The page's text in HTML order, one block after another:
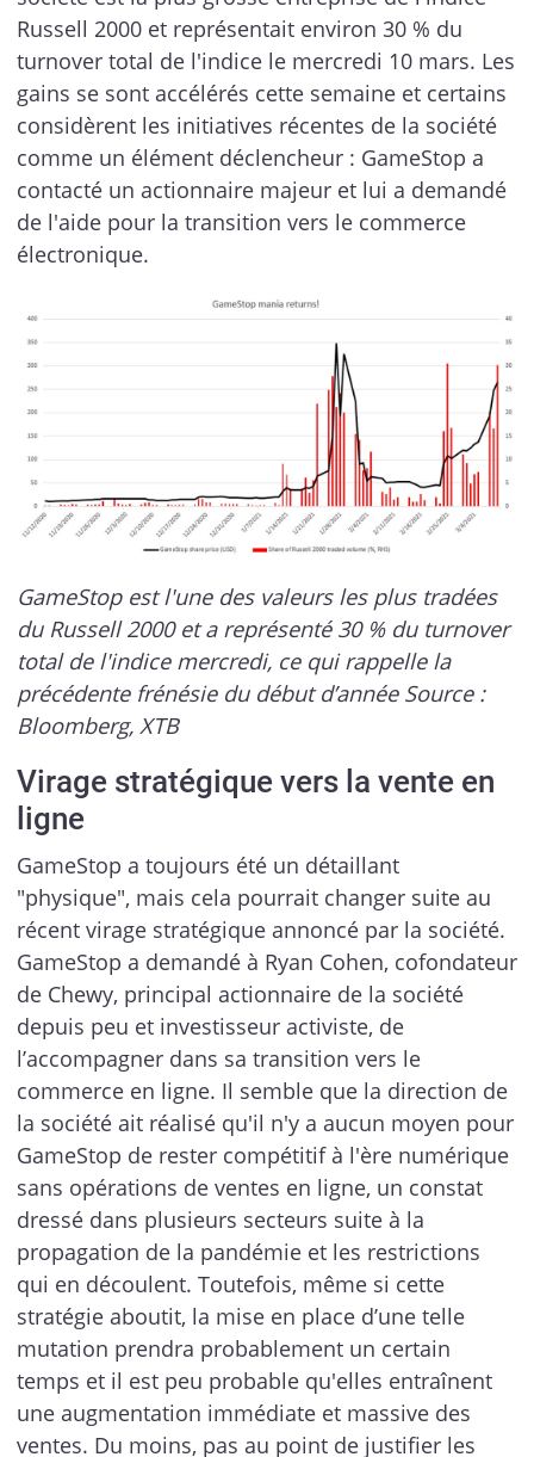
Russell 2000 et représentait environ 30 % du
turnover total de l'indice le mercredi 10 mars. Les
gains se sont accélérés cette semaine et certains
considèrent les initiatives récentes de la société
comme un élément déclencheur : GameStop a
contacté un actionnaire majeur et lui a demandé
de l'aide pour la transition vers le commerce
électronique.
GameStop est l'une des valeurs les plus tradées
du Russell 2000 et a représenté 30 % du turnover
total de l'indice mercredi, ce qui rappelle la
précédente frénésie du début d’année Source :
Bloomberg, XTB
Virage stratégique vers la vente en
ligne
GameStop a toujours été un détaillant
"physique", mais cela pourrait changer suite au
récent virage stratégique annoncé par la société.
GameStop a demandé à Ryan Cohen, cofondateur
de Chewy, principal actionnaire de la société
depuis peu et investisseur activiste, de
l’accompagner dans sa transition vers le
commerce en ligne. Il semble que la direction de
la société ait réalisé qu'il n'y a aucun moyen pour
GameStop de rester compétitif à l'ère numérique
sans opérations de ventes en ligne, un constat
dressé dans plusieurs secteurs suite à la
propagation de la pandémie et les restrictions
qui en découlent. Toutefois, même si cette
stratégie aboutit, la mise en place d’une telle
mutation prendra probablement un certain
temps et il est peu probable qu'elles entraînent
une augmentation immédiate et massive des
ventes. Du moins, pas au point de justifier les